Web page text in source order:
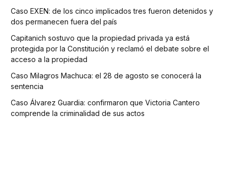
Caso EXEN: de los cinco implicados tres fueron detenidos y
dos permanecen fuera del país
Capitanich sostuvo que la propiedad privada ya está
protegida por la Constitución y reclamó el debate sobre el
acceso a la propiedad
Caso Milagros Machuca: el 28 de agosto se conocerá la
sentencia
Caso Álvarez Guardia: confirmaron que Victoria Cantero
comprende la criminalidad de sus actos